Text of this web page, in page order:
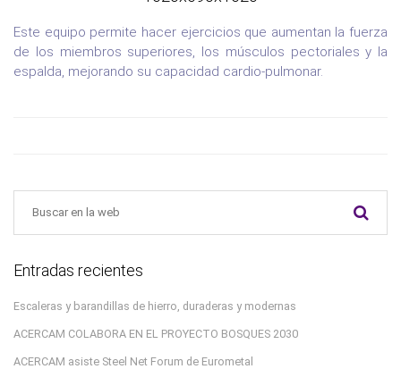
Este equipo permite hacer ejercicios que aumentan la fuerza
de los miembros superiores, los músculos pectoriales y la
espalda, mejorando su capacidad cardio-pulmonar.
Entradas recientes
Escaleras y barandillas de hierro, duraderas y modernas
ACERCAM COLABORA EN EL PROYECTO BOSQUES 2030
ACERCAM asiste Steel Net Forum de Eurometal